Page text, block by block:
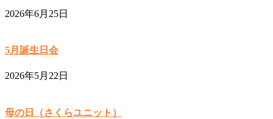
2026年6月25日
5月誕生日会
2026年5月22日
母の日（さくらユニット）